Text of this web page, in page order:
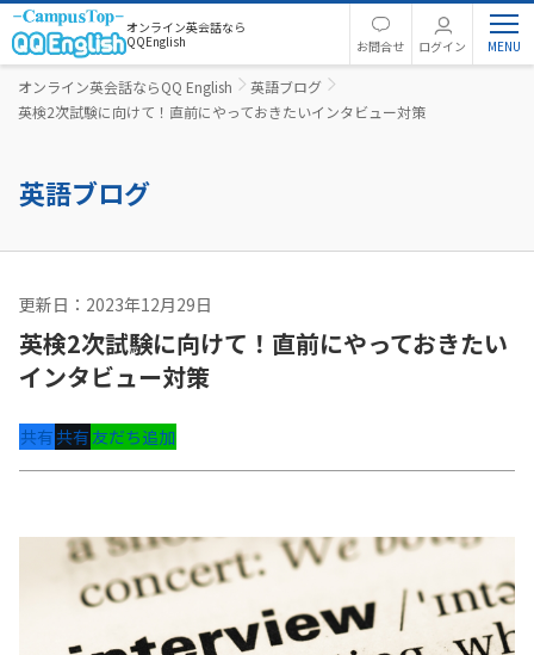
オンライン英会話なら
QQEnglish
お問合せ ログイン
オンライン英会話ならQQ English
英語ブログ
英検2次試験に向けて！直前にやっておきたいインタビュー対策
英語ブログ
更新日：2023年12月29日
英検2次試験に向けて！直前にやっておきたい
インタビュー対策
共有共有友だち追加